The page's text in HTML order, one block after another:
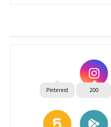
200
Pinterest